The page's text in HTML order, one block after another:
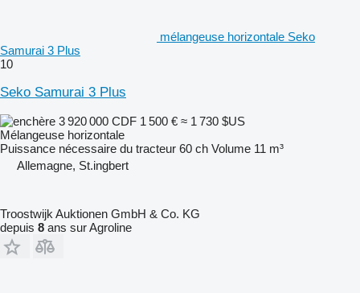
mélangeuse horizontale Seko
Samurai 3 Plus
10
Seko Samurai 3 Plus
3 920 000 CDF 1 500 € ≈ 1 730 $US
Mélangeuse horizontale
Puissance nécessaire du tracteur 60 ch Volume 11 m³
Allemagne, St.ingbert
Troostwijk Auktionen GmbH & Co. KG
depuis 8 ans sur Agroline